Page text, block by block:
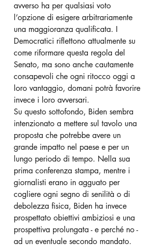
avverso ha per qualsiasi voto
l’opzione di esigere arbitrariamente
una maggioranza qualificata. I
Democratici riflettono attualmente su
come riformare questa regola del
Senato, ma sono anche cautamente
consapevoli che ogni ritocco oggi a
loro vantaggio, domani potrà favorire
invece i loro avversari.
Su questo sottofondo, Biden sembra
intenzionato a mettere sul tavolo una
proposta che potrebbe avere un
grande impatto nel paese e per un
lungo periodo di tempo. Nella sua
prima conferenza stampa, mentre i
giornalisti erano in agguato per
cogliere ogni segno di senilità o di
debolezza fisica, Biden ha invece
prospettato obiettivi ambiziosi e una
prospettiva prolungata - e perché no -
ad un eventuale secondo mandato.